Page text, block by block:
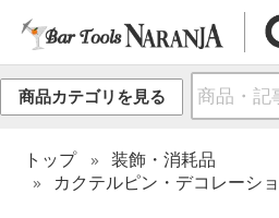
商品カテゴリを見る
トップ
装飾・消耗品
カクテルピン・デコレーシ